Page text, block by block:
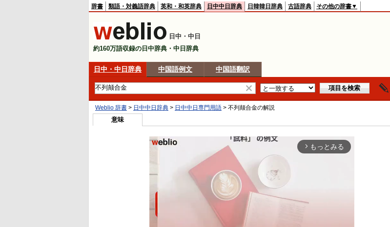
辞書 類語・対義語辞典 英和・和英辞典 日中中日辞典 日韓韓日辞典 古語辞典 その他の辞書▼
日中・中日
約160万語収録の日中辞典・中日辞典
日中・中日辞典 中国語例文 中国語翻訳
Weblio 辞書 > 日中中日辞典 > 日中中日専門用語 > 不列颠合金の解説
意味
arrow_forward_ios もっとみる